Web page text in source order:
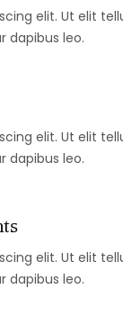
elit. Ut elit
dapibus leo.
elit. Ut elit
dapibus leo.
elit. Ut elit
dapibus leo.